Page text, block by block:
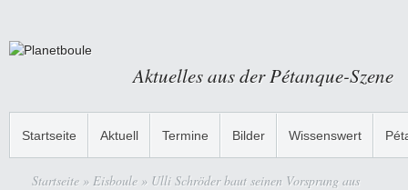
Aktuelles aus der Pétanque-Szene
Startseite Aktuell Termine Bilder Wissenswert
Startseite » Eisboule » Ulli Schröder baut seinen Vorsprung aus